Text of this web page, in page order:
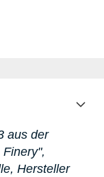
aus der
Finery",
Hersteller